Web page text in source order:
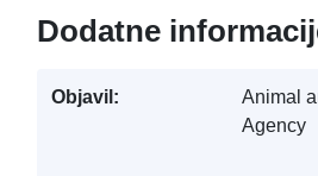
Dodatne
Objavil:
Animal
Agency